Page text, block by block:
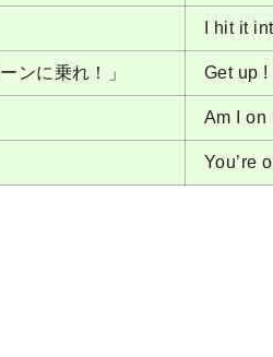
I hit it
ンに乗れ！」 Get up !
Am I on
You’re